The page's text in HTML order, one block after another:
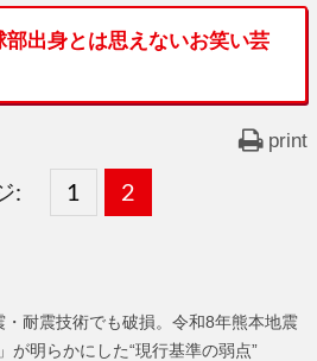
部出身とは思えないお笑い芸
print
:
固
ー
1 ,
固
ー
2
・耐震技術でも破損。令和8年熊本地震
が明らかにした“現行基準の弱点”